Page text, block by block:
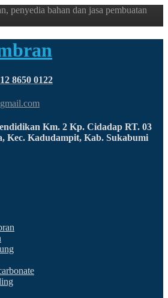
penyedia bahan dan jasa pembuatan
8650 0122
Km. 2 Kp. Cidadap RT. 03
Kec. Kadudampit, Kab. Sukabumi